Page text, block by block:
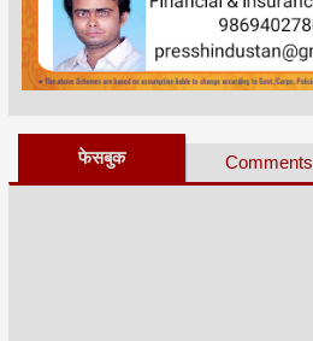
फेसबुक Comments